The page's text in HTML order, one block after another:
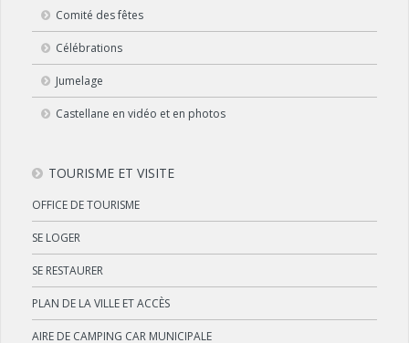
Comité des fêtes
Célébrations
Jumelage
Castellane en vidéo et en photos
TOURISME ET VISITE
OFFICE DE TOURISME
SE LOGER
SE RESTAURER
PLAN DE LA VILLE ET ACCÈS
AIRE DE CAMPING CAR MUNICIPALE